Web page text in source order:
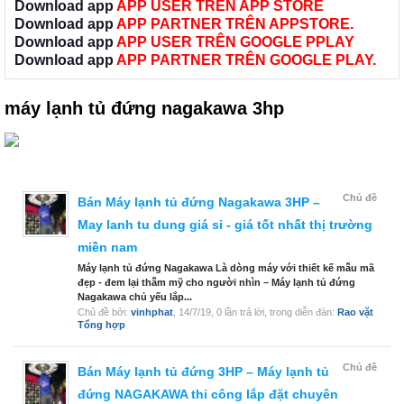
Download app APP USER TRÊN APP STORE
Download app APP PARTNER TRÊN APPSTORE.
Download app APP USER TRÊN GOOGLE PPLAY
Download app APP PARTNER TRÊN GOOGLE PLAY.
máy lạnh tủ đứng nagakawa 3hp
Chủ đề
Bán Máy lạnh tủ đứng Nagakawa 3HP –
May lanh tu dung giá sỉ - giá tốt nhất thị trường
miền nam
Máy lạnh tủ đứng Nagakawa Là dòng máy với thiết kế mẫu mã
đẹp - đem lại thẫm mỹ cho người nhìn – Máy lạnh tủ đứng
Nagakawa chủ yếu lắp...
Chủ đề bởi: vinhphat 14/7/19 , 0 lần trả lời, trong diễn đàn: Rao vặt
Tổng hợp
Chủ đề
Bán Máy lạnh tủ đứng 3HP – Máy lạnh tủ
đứng NAGAKAWA thi công lắp đặt chuyên